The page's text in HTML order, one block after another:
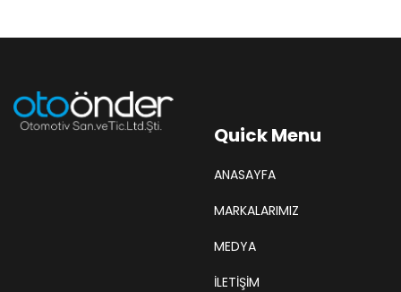
Quick Menu
ANASAYFA
MARKALARIMIZ
MEDYA
İLETİŞİM